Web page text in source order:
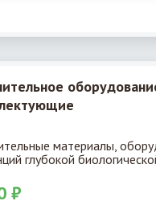
материалы,
глубокой
₽